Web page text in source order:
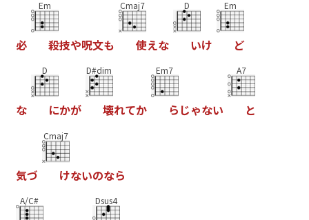
必
Em
殺技や呪文も
Cmaj7
使えな
D
いけ
Em
ど
な
D
にかが
D#dim
壊れてか
Em7
ら じゃない
A7
と
気づ
Cmaj7
けないのなら
A/C# Dsus4